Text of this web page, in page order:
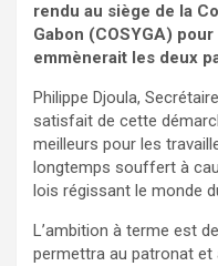
rendu au siège de la
Gabon (COSYGA)
emmènerait les deux
Philippe Djoula,
satisfait de cette
meilleurs pour les
longtemps souffert à
lois régissant le monde
L’ambition à terme est
permettra au patronat et